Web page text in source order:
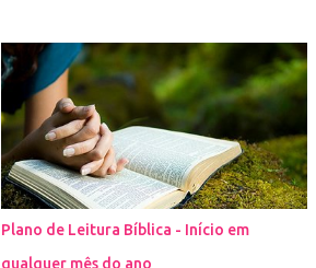
cosméticos e produtos de beleza. No Youtube
por exemplo, os canais com mais seguidores
são das blogueiras que dão dicas de beleza,
ensinam a se maquiar e testam produtos.
Não é errado gostar de se cuidar e buscar
conhecimento de como ficar mais bonita e
atraente. Eu também gosto de maquiagem e
dicas de beleza, no entanto, precisamos
Plano de Leitura Bíblica - Início em
qualquer mês do ano